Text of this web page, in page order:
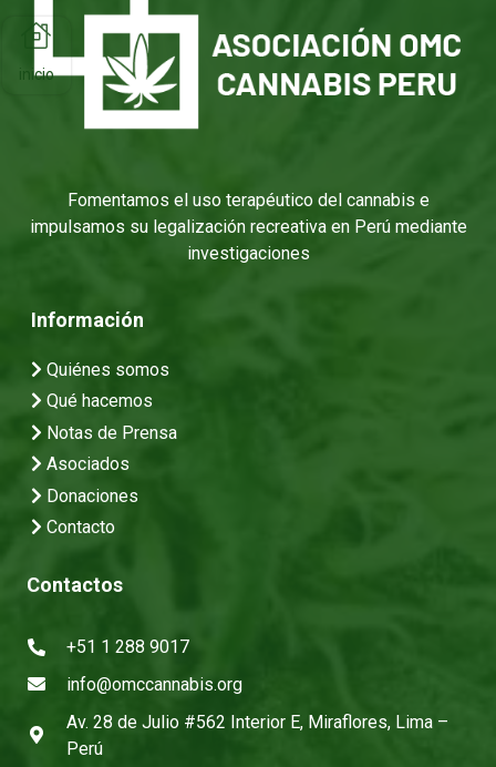
Fomentamos el uso terapéutico del cannabis e
impulsamos su legalización recreativa en Perú mediante
investigaciones
Información
Quiénes somos
Qué hacemos
Notas de Prensa
Asociados
Donaciones
Contacto
Contactos
+51 1 288 9017
info@omccannabis.org
Av. 28 de Julio #562 Interior E, Miraflores, Lima –
Perú
inicio